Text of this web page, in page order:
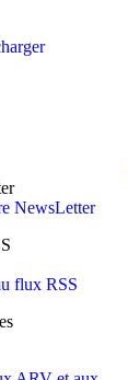
NewsLetter
flux RSS